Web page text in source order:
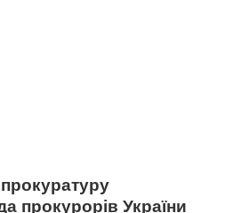
прокурорів України